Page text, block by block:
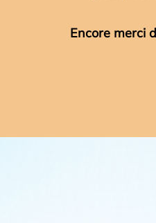
Encore merci